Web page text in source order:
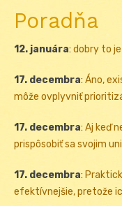
Poradňa
12. januára: dobry to je
17. decembra: Áno,
môže ovplyvniť
17. decembra: Aj keď
prispôsobiť sa svojim
17. decembra:
efektívnejšie, pretože